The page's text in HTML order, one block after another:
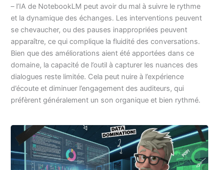
– l’IA de NotebookLM peut avoir du mal à suivre le rythme
et la dynamique des échanges. Les interventions peuvent
se chevaucher, ou des pauses inappropriées peuvent
apparaître, ce qui complique la fluidité des conversations.
Bien que des améliorations aient été apportées dans ce
domaine, la capacité de l’outil à capturer les nuances des
dialogues reste limitée. Cela peut nuire à l’expérience
d’écoute et diminuer l’engagement des auditeurs, qui
préfèrent généralement un son organique et bien rythmé.